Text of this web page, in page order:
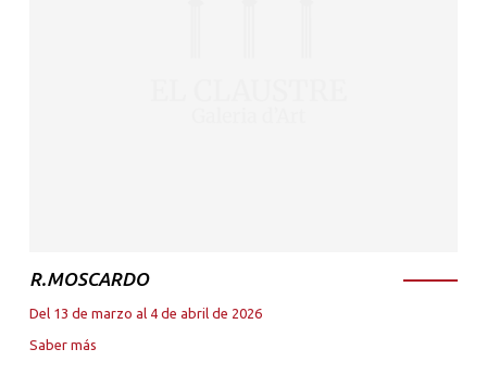
R.MOSCARDO
Del 13 de marzo al 4 de abril de 2026
Saber más